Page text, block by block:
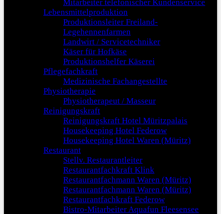
Mitarbeiter telefonischer Kundenservice
Lebensmittelproduktion
Produktionsleiter Freiland-
Legehennenfarmen
Landwirt / Servicetechniker
Käser für Hofkäse
Produktionshelfer Käserei
Pflegefachkraft
Medizinische Fachangestellte
Physiotherapie
Physiotherapeut / Masseur
Reinigungskraft
Reinigungskraft Hotel Müritzpalais
Housekeeping Hotel Federow
Housekeeping Hotel Waren (Müritz)
Restaurant
Stellv. Restaurantleiter
Restaurantfachkraft Klink
Restaurantfachmann Waren (Müritz)
Restaurantfachmann Waren (Müritz)
Restaurantfachkraft Federow
Bistro-Mitarbeiter Aquafun Fleesensee